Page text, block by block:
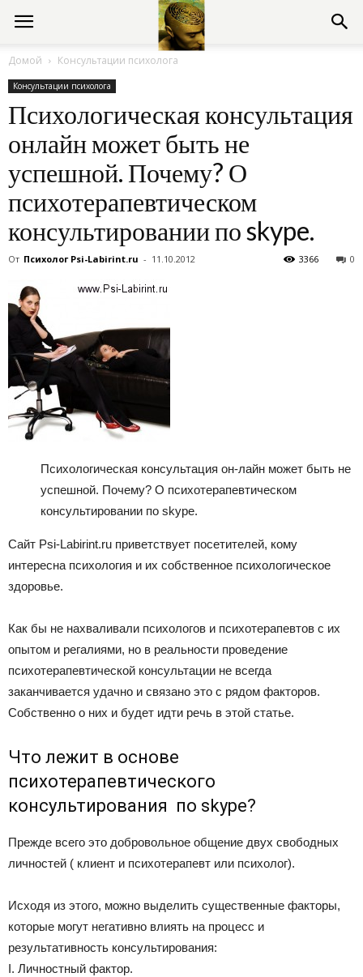
Консультации
психолога
Домой Консультации психолога
Консультации психолога
Психологическая консультация
онлайн может быть не
успешной. Почему? О
психотерапевтическом
консультировании по skype.
От Психолог Psi-Labirint.ru - 11.10.2012 0
3366
Психологическая консультация он-лайн может быть не
успешной. Почему? О психотерапевтическом
консультировании по skype.
Сайт Psi-Labirint.ru приветствует посетителей, кому
интересна психология и их собственное психологическое
здоровье.
Как бы не нахваливали психологов и психотерапевтов с их
опытом и регалиями, но в реальности проведение
психотерапевтической консультации не всегда
заканчивается удачно и связано это с рядом факторов.
Собственно о них и будет идти речь в этой статье.
Что лежит в основе
психотерапевтического
консультирования по skype?
Прежде всего это добровольное общение двух свободных
личностей ( клиент и психотерапевт или психолог).
Исходя из этого, можно выделить существенные факторы,
которые могут негативно влиять на процесс и
результативность консультирования:
I. Личностный фактор.